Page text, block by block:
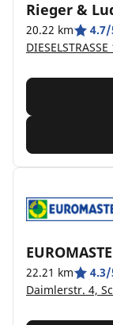
Rieger &
20.22 km 4.7/
22.21 km 4.3/
Daimlerstr. 4,